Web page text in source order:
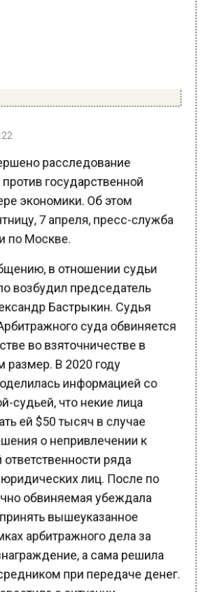
расследование
государственной
экономики. Об этом
7 апреля, пресс-служба
по Москве.
возбудил председатель
Бастрыкин. Судья
суда обвиняется
во взяточничестве в
размер. В 2020 году
информацией со
судьей, что некие лица
ей $50 тысяч в случае
о непривлечении к
ряда
лиц. После по
обвиняемая убеждала
вышеуказанное
арбитражного дела за
а сама решила
о ситуации